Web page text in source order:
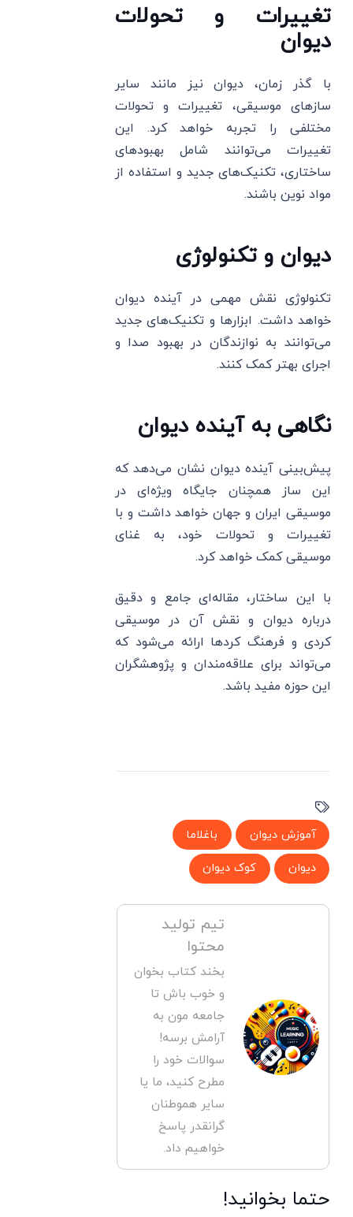
تغییرات و تحولات
دیوان
با گذر زمان، دیوان نیز مانند سایر
سازهای موسیقی، تغییرات و تحولات
مختلفی را تجربه خواهد کرد. این
تغییرات می‌توانند شامل بهبودهای
ساختاری، تکنیک‌های جدید و استفاده از
مواد نوین باشند.
دیوان و تکنولوژی
تکنولوژی نقش مهمی در آینده دیوان
خواهد داشت. ابزارها و تکنیک‌های جدید
می‌توانند به نوازندگان در بهبود صدا و
اجرای بهتر کمک کنند.
نگاهی به آینده دیوان
پیش‌بینی آینده دیوان نشان می‌دهد که
این ساز همچنان جایگاه ویژه‌ای در
موسیقی ایران و جهان خواهد داشت و با
تغییرات و تحولات خود، به غنای
موسیقی کمک خواهد کرد.
با این ساختار، مقاله‌ای جامع و دقیق
درباره دیوان و نقش آن در موسیقی
کردی و فرهنگ کردها ارائه می‌شود که
می‌تواند برای علاقه‌مندان و پژوهشگران
این حوزه مفید باشد.
آموزش دیوان باغلاما
دیوان کوک دیوان
تیم تولید
محتوا
بخند کتاب بخوان
و خوب باش تا
جامعه مون به
آرامش برسه!
سوالات خود را
مطرح کنید، ما یا
سایر هموطنان
گرانقدر پاسخ
خواهیم داد.
حتما بخوانید!